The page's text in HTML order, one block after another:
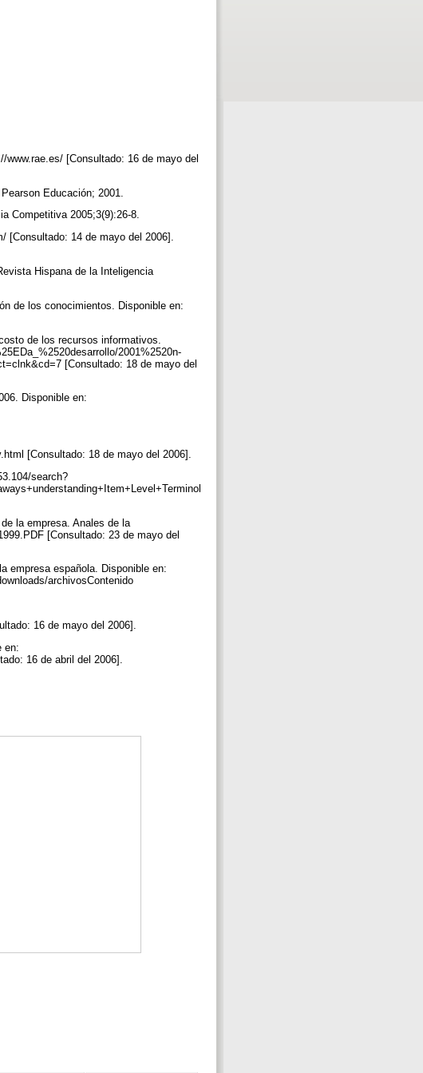
[Consultado: 16 de mayo del
Educación; 2001.
Competitiva 2005;3(9):26-8.
[Consultado: 14 de mayo del 2006].
Hispana de la Inteligencia
de los conocimientos. Disponible en:
de los recursos informativos.
2001%2520n-
[Consultado: 18 de mayo del
Disponible en:
[Consultado: 18 de mayo del 2006].
search?
la empresa. Anales de la
[Consultado: 23 de mayo del
empresa española. Disponible en:
archivosContenido
16 de mayo del 2006].
en:
16 de abril del 2006].